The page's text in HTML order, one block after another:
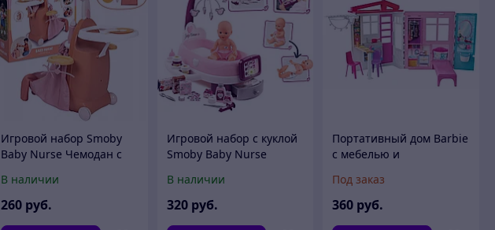
Игровой набор Smoby
Baby Nurse Чемодан с
220392
В наличии
260 руб.
Игровой набор с куклой
Smoby Baby Nurse
В наличии
320 руб.
Портативный дом Barbie
с мебелью и
Под заказ
360 руб.